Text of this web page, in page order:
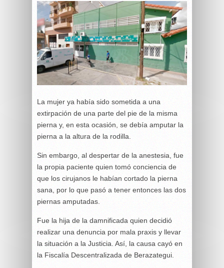
La mujer ya había sido sometida a una
extirpación de una parte del pie de la misma
pierna y, en esta ocasión, se debía amputar la
pierna a la altura de la rodilla.
Sin embargo, al despertar de la anestesia, fue
la propia paciente quien tomó conciencia de
que los cirujanos le habían cortado la pierna
sana, por lo que pasó a tener entonces las dos
piernas amputadas.
Fue la hija de la damnificada quien decidió
realizar una denuncia por mala praxis y llevar
la situación a la Justicia. Así, la causa cayó en
la Fiscalía Descentralizada de Berazategui.